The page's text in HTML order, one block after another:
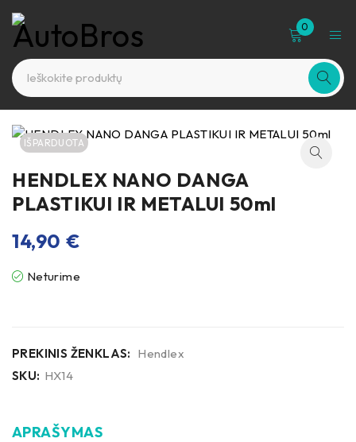
0
IŠPARDUOTA
HENDLEX NANO DANGA
PLASTIKUI IR METALUI 50ml
14,90 €
Neturime
PREKINIS ŽENKLAS: Hendlex
SKU: HX14
APRAŠYMAS